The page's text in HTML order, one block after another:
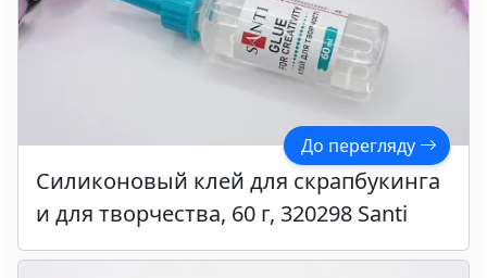
До перегляду
Силиконовый клей для скрапбукинга
и для творчества, 60 г, 320298 Santi